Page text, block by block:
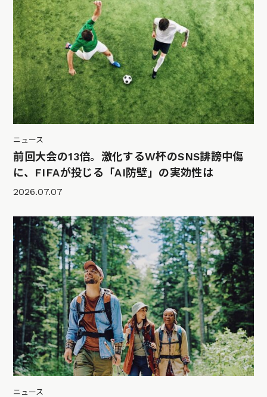
ニュース
前回大会の13倍。激化するW杯のSNS誹謗中傷
に、FIFAが投じる「AI防壁」の実効性は
2026.07.07
ニュース